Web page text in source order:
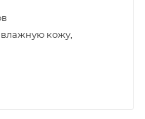
кожу,